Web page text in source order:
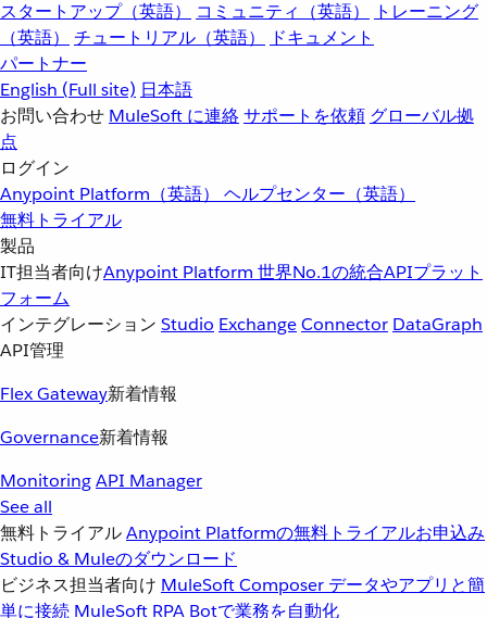
スタートアップ（英語）
コミュニティ（英語）
トレーニング
（英語）
チュートリアル（英語）
ドキュメント
パートナー
English (Full site) 日本語
お問い合わせ MuleSoft に連絡サポートを依頼 グローバル拠
点
ログイン
Anypoint Platform（英語） ヘルプセンター（英語）
無料トライアル
製品
IT担当者向けAnypoint Platform 世界No.1の統合APIプラット
フォーム
インテグレーション Studio ExchangeConnector DataGraph
API管理
Flex Gateway新着情報
Governance新着情報
MonitoringAPI Manager
See all
無料トライアルAnypoint Platformの無料トライアルお申込み
Studio & Muleのダウンロード
ビジネス担当者向け MuleSoft Composer データやアプリと簡
単に接続 MuleSoft RPA Botで業務を自動化